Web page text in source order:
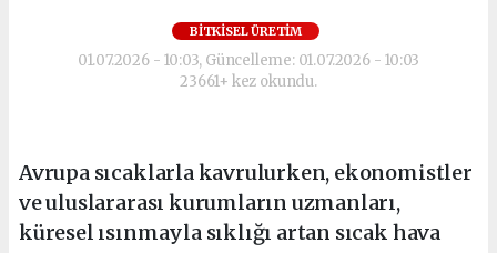
BITKISEL ÜRETIM
01.07.2026 - 10:03, Güncelleme: 01.07.2026 - 10:03
23661+ kez okundu.
Avrupa sıcaklarla kavrulurken, ekonomistler
ve uluslararası kurumların uzmanları,
küresel ısınmayla sıklığı artan sıcak hava